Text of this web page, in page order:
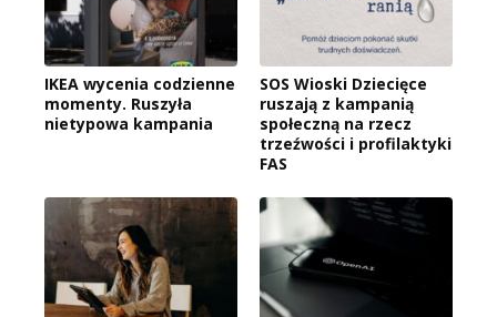
IKEA wycenia codzienne
momenty. Ruszyła
nietypowa kampania
SOS Wioski Dziecięce
ruszają z kampanią
społeczną na rzecz
trzeźwości i profilaktyki
FAS